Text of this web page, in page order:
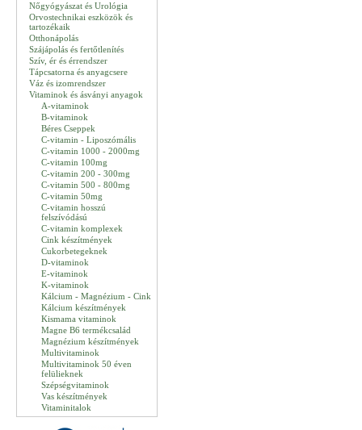
Nőgyógyászat és Urológia
Orvostechnikai eszközök és
tartozékaik
Otthonápolás
Szájápolás és fertőtlenítés
Szív, ér és érrendszer
Tápcsatorna és anyagcsere
Váz és izomrendszer
Vitaminok és ásványi anyagok
A-vitaminok
B-vitaminok
Béres Cseppek
C-vitamin - Liposzómális
C-vitamin 1000 - 2000mg
C-vitamin 100mg
C-vitamin 200 - 300mg
C-vitamin 500 - 800mg
C-vitamin 50mg
C-vitamin hosszú
felszívódású
C-vitamin komplexek
Cink készítmények
Cukorbetegeknek
D-vitaminok
E-vitaminok
K-vitaminok
Kálcium - Magnézium - Cink
Kálcium készítmények
Kismama vitaminok
Magne B6 termékcsalád
Magnézium készítmények
Multivitaminok
Multivitaminok 50 éven
felülieknek
Szépségvitaminok
Vas készítmények
Vitaminitalok